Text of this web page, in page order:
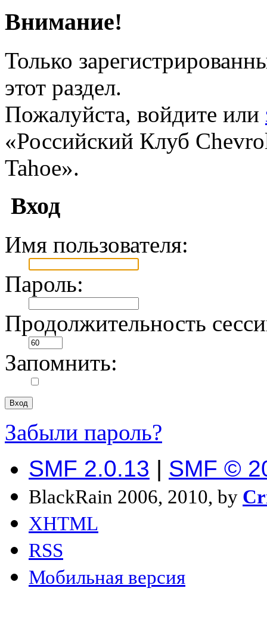
Внимание!
Только
этот раздел.
Пожалуйста, войдите или
«Российский Клуб
Tahoe».
Вход
Имя пользователя:
Пароль:
Продолжительность
Запомнить:
Забыли пароль?
SMF 2.0.13 | SMF ©
BlackRain 2006, 2010, by
XHTML
RSS
Мобильная версия